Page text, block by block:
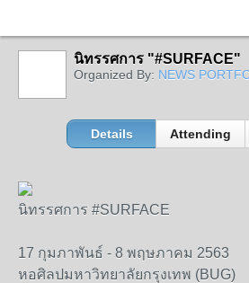
นิทรรศการ "#SURFACE"
Organized By: NEWS
Details Attending
นิทรรศการ #SURFACE
17 กุมภาพันธ์ - 8 พฤษภาคม 2563
หอศิลปมหาวิทยาลัยกรุงเทพ (BUG)